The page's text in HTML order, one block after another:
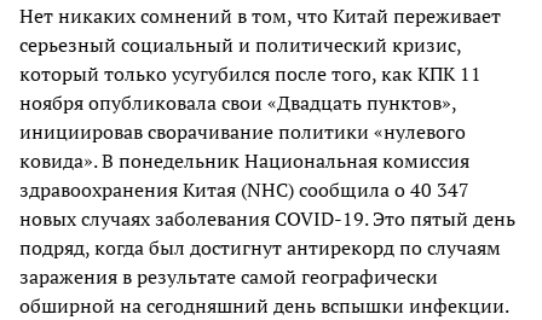
Нет никаких сомнений в том, что Китай переживает
серьезный социальный и политический кризис,
который только усугубился после того, как КПК 11
ноября опубликовала свои «Двадцать пунктов»,
инициировав сворачивание политики «нулевого
ковида». В понедельник Национальная комиссия
здравоохранения Китая (NHC) сообщила о 40 347
новых случаях заболевания COVID-19. Это пятый день
подряд, когда был достигнут антирекорд по случаям
заражения в результате самой географически
обширной на сегодняшний день вспышки инфекции.